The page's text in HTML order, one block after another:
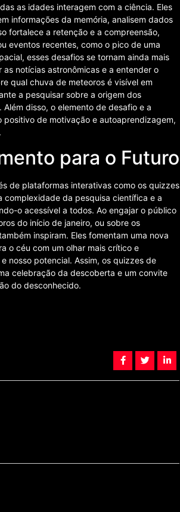
as idades interagem com a ciência. Eles
informações da memória, analisem dados
fortalece a retenção e a compreensão,
eventos recentes, como o pico de uma
esses desafios se tornam ainda mais
notícias astronômicas e a entender o
qual chuva de meteoros é visível em
a pesquisar sobre a origem dos
disso, o elemento de desafio e a
de motivação e autoaprendizagem,
para o Futuro
de plataformas interativas como os quizzes
complexidade da pesquisa científica e a
o acessível a todos. Ao engajar o público
do início de janeiro, ou sobre os
inspiram. Eles fomentam uma nova
o céu com um olhar mais crítico e
nosso potencial. Assim, os quizzes de
celebração da descoberta e um convite
do desconhecido.